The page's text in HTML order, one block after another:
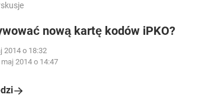
nową kartę kodów iPKO?
2014 o 18:32
2014 o 14:47